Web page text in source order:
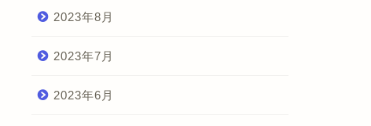
2023年8月
2023年7月
2023年6月